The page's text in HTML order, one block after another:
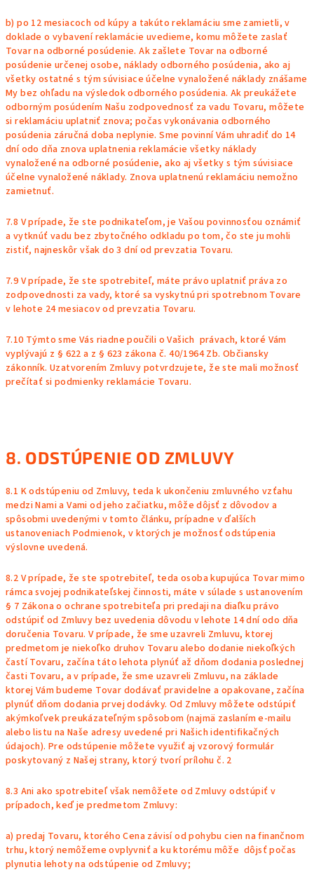
b) po 12 mesiacoch od kúpy a takúto reklamáciu sme zamietli, v
doklade o vybavení reklamácie uvedieme, komu môžete zaslať
Tovar na odborné posúdenie. Ak zašlete Tovar na odborné
posúdenie určenej osobe, náklady odborného posúdenia, ako aj
všetky ostatné s tým súvisiace účelne vynaložené náklady znášame
My bez ohľadu na výsledok odborného posúdenia. Ak preukážete
odborným posúdením Našu zodpovednosť za vadu Tovaru, môžete
si reklamáciu uplatniť znova; počas vykonávania odborného
posúdenia záručná doba neplynie. Sme povinní Vám uhradiť do 14
dní odo dňa znova uplatnenia reklamácie všetky náklady
vynaložené na odborné posúdenie, ako aj všetky s tým súvisiace
účelne vynaložené náklady. Znova uplatnenú reklamáciu nemožno
zamietnuť.
7.8 V prípade, že ste podnikateľom, je Vašou povinnosťou oznámiť
a vytknúť vadu bez zbytočného odkladu po tom, čo ste ju mohli
zistiť, najneskôr však do 3 dní od prevzatia Tovaru.
7.9 V prípade, že ste spotrebiteľ, máte právo uplatniť práva zo
zodpovednosti za vady, ktoré sa vyskytnú pri spotrebnom Tovare
v lehote 24 mesiacov od prevzatia Tovaru.
7.10 Týmto sme Vás riadne poučili o Vašich právach, ktoré Vám
vyplývajú z § 622 a z § 623 zákona č. 40/1964 Zb. Občiansky
zákonník. Uzatvorením Zmluvy potvrdzujete, že ste mali možnosť
prečítať si podmienky reklamácie Tovaru.
8. ODSTÚPENIE OD ZMLUVY
8.1 K odstúpeniu od Zmluvy, teda k ukončeniu zmluvného vzťahu
medzi Nami a Vami od jeho začiatku, môže dôjsť z dôvodov a
spôsobmi uvedenými v tomto článku, prípadne v ďalších
ustanoveniach Podmienok, v ktorých je možnosť odstúpenia
výslovne uvedená.
8.2 V prípade, že ste spotrebiteľ, teda osoba kupujúca Tovar mimo
rámca svojej podnikateľskej činnosti, máte v súlade s ustanovením
§ 7 Zákona o ochrane spotrebiteľa pri predaji na diaľku právo
odstúpiť od Zmluvy bez uvedenia dôvodu v lehote 14 dní odo dňa
doručenia Tovaru. V prípade, že sme uzavreli Zmluvu, ktorej
predmetom je niekoľko druhov Tovaru alebo dodanie niekoľkých
častí Tovaru, začína táto lehota plynúť až dňom dodania poslednej
časti Tovaru, a v prípade, že sme uzavreli Zmluvu, na základe
ktorej Vám budeme Tovar dodávať pravidelne a opakovane, začína
plynúť dňom dodania prvej dodávky. Od Zmluvy môžete odstúpiť
akýmkoľvek preukázateľným spôsobom (najmä zaslaním e-mailu
alebo listu na Naše adresy uvedené pri Našich identifikačných
údajoch). Pre odstúpenie môžete využiť aj vzorový formulár
poskytovaný z Našej strany, ktorý tvorí prílohu č. 2
8.3 Ani ako spotrebiteľ však nemôžete od Zmluvy odstúpiť v
prípadoch, keď je predmetom Zmluvy:
a) predaj Tovaru, ktorého Cena závisí od pohybu cien na finančnom
trhu, ktorý nemôžeme ovplyvniť a ku ktorému môže dôjsť počas
plynutia lehoty na odstúpenie od Zmluvy;